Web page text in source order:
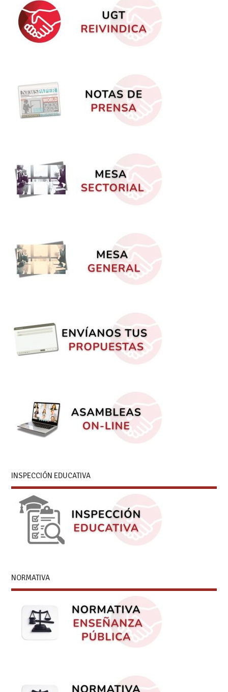
INSPECCIÓN EDUCATIVA
NORMATIVA